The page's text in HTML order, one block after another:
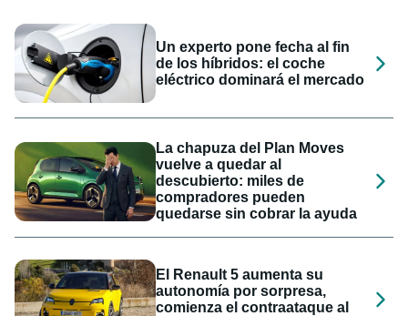
Un experto pone fecha al fin
de los híbridos: el coche
eléctrico dominará el mercado
La chapuza del Plan Moves
vuelve a quedar al
descubierto: miles de
compradores pueden
quedarse sin cobrar la ayuda
El Renault 5 aumenta su
autonomía por sorpresa,
comienza el contraataque al